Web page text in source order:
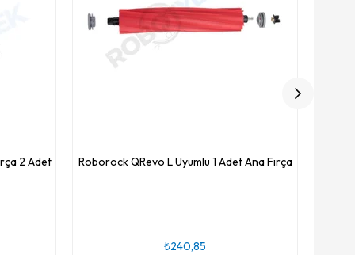
2 Adet Roborock QRevo L Uyumlu 1 Adet Ana Fırça
₺240,85